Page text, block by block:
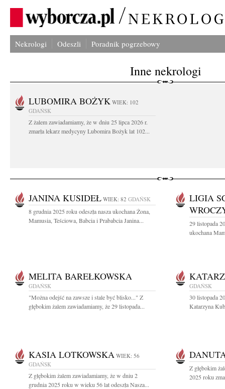
Nekrologi Odeszli Poradnik pogrzebowy
Inne nekrologi
LUBOMIRA BOŻYK WIEK: 102
GDAŃSK
Z żalem zawiadamiamy, że w dniu 25 lipca 2026 r.
zmarła lekarz medycyny Lubomira Bożyk lat 102...
JANINA KUSIDEŁ WIEK: 82 GDAŃSK
8 grudnia 2025 roku odeszła nasza ukochana Żona,
Mamusia, Teściowa, Babcia i Prababcia Janina...
LIGIA
29 listopada
ukochana
MELITA BAREŁKOWSKA
GDAŃSK
"Można odejść na zawsze i stale być blisko..." Z
głębokim żalem zawiadamiamy, że 29 listopada...
GDAŃSK
30 listopada
Katarzyna
KASIA LOTKOWSKA WIEK: 56
GDAŃSK
Z głębokim żalem zawiadamiamy, że w dniu 2
grudnia 2025 roku w wieku 56 lat odeszła Nasza...
Z głębokim
2025 roku